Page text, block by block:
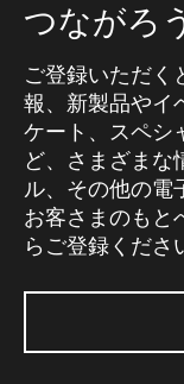
つながろ
ご登録いただく
報、新製品やイ
ケート、スペシ
ど、さまざまな
ル、その他の電
お客さまのもと
らご登録くださ